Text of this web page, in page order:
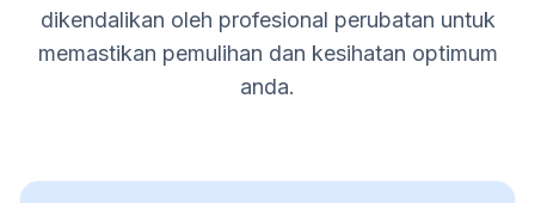
dikendalikan oleh profesional perubatan untuk
memastikan pemulihan dan kesihatan optimum
anda.